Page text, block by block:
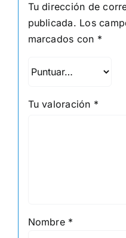
Tu dirección de
publicada. Los
marcados con *
Tu valoración *
Nombre *